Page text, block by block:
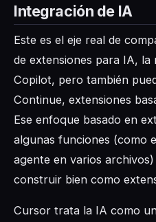
Integración de IA
Este es el eje real de
de extensiones para IA, la
Copilot, pero también
Continue, extensiones
Ese enfoque basado en
algunas funciones (como
agente en varios
construir bien como
Cursor trata la IA como